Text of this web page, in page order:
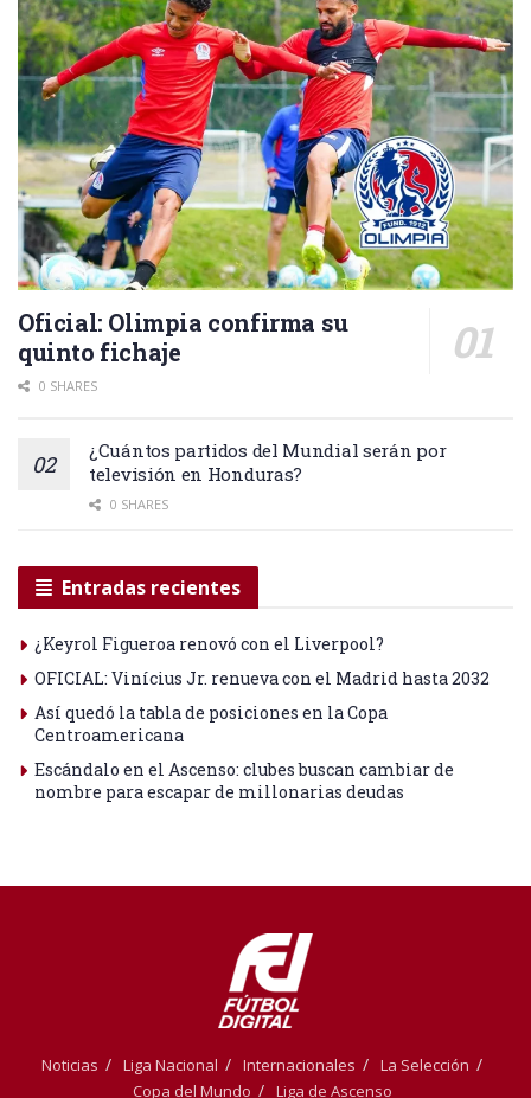
Oficial: Olimpia confirma su
quinto fichaje
0 SHARES
¿Cuántos partidos del Mundial serán por
televisión en Honduras?
0 SHARES
Entradas recientes
¿Keyrol Figueroa renovó con el Liverpool?
OFICIAL: Vinícius Jr. renueva con el Madrid hasta 2032
Así quedó la tabla de posiciones en la Copa
Centroamericana
Escándalo en el Ascenso: clubes buscan cambiar de
nombre para escapar de millonarias deudas
Noticias Liga Nacional Internacionales
La Selección
Copa del Mundo
Liga de Ascenso